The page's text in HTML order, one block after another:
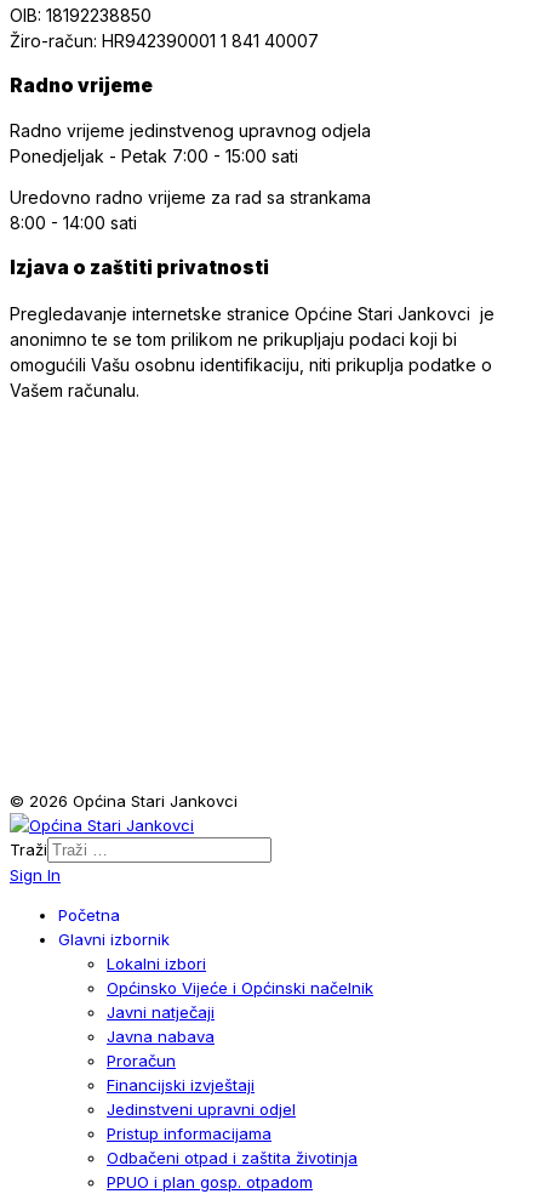
OIB: 18192238850
Žiro-račun: HR942390001 1 841 40007
Radno vrijeme
Radno vrijeme jedinstvenog upravnog odjela
Ponedjeljak - Petak 7:00 - 15:00 sati
Uredovno radno vrijeme za rad sa strankama
8:00 - 14:00 sati
Izjava o zaštiti privatnosti
Pregledavanje internetske stranice Općine Stari Jankovci je
anonimno te se tom prilikom ne prikupljaju podaci koji bi
omogućili Vašu osobnu identifikaciju, niti prikuplja podatke o
Vašem računalu.
© 2026 Općina Stari Jankovci
Traži
Sign In
Početna
Glavni izbornik
Lokalni izbori
Općinsko Vijeće i Općinski načelnik
Javni natječaji
Javna nabava
Proračun
Financijski izvještaji
Jedinstveni upravni odjel
Pristup informacijama
Odbačeni otpad i zaštita životinja
PPUO i plan gosp. otpadom